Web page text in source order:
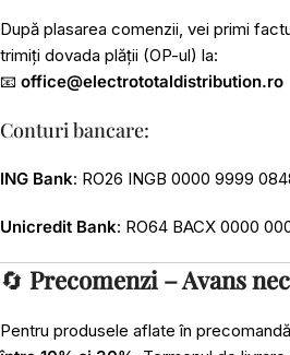
După plasarea comenzii, vei primi
trimiți dovada plății (OP-ul) la:
📧 office@electrototaldistribution.ro
Conturi bancare:
ING Bank: RO26 INGB 0000 9999
Unicredit Bank: RO64 BACX 0000
🔄 Precomenzi – Avans
Pentru produsele aflate în